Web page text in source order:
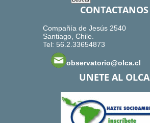
CONTACTANOS
Compañía de Jesús 2540
Santiago, Chile.
Tel: 56.2.33654873
observatorio@olca.cl
UNETE AL OLCA